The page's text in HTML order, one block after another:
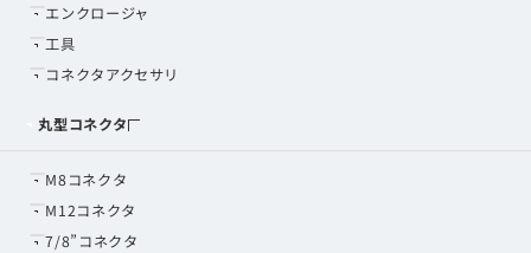
エンクロージャ
工具
コネクタアクセサリ
丸型コネクタ
M8コネクタ
M12コネクタ
7/8”コネクタ